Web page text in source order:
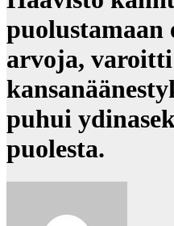
puolustamaan
arvoja,
puhui
puolesta.